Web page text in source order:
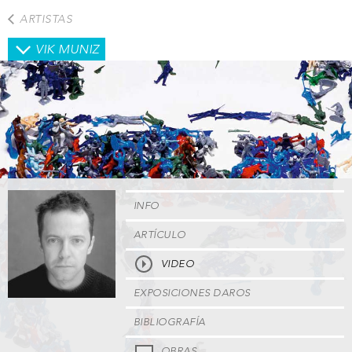
contenido
principal
ARTISTAS
VIK MUNIZ
INFO
ARTÍCULO
VIDEO
EXPOSICIONES DAROS
BIBLIOGRAFÍA